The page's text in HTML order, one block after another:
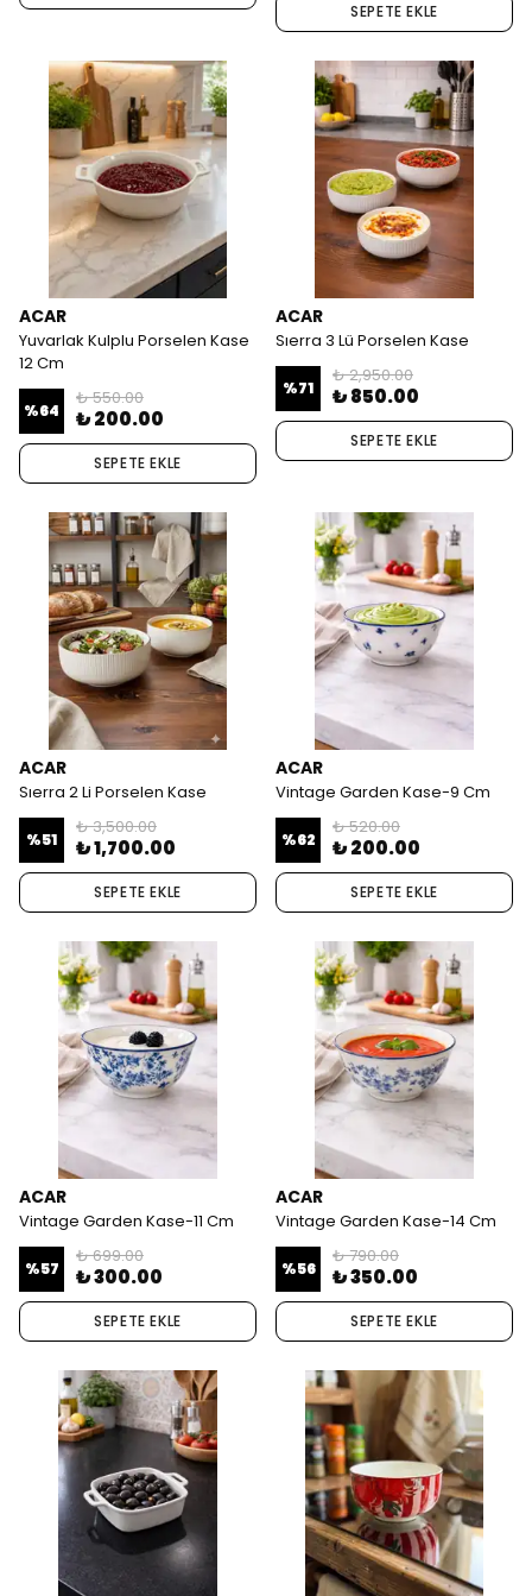
SEPETE EKLE
ACAR
Yuvarlak Kulplu Porselen Kase
12 Cm
%64
₺ 550.00
₺ 200.00
SEPETE EKLE
ACAR
Sıerra 3 Lü Porselen Kase
%71
₺ 2,950.00
₺ 850.00
SEPETE EKLE
ACAR
Sıerra 2 Li Porselen Kase
%51
₺ 3,500.00
₺ 1,700.00
SEPETE EKLE
ACAR
Vintage Garden Kase-9 Cm
%62
₺ 520.00
₺ 200.00
SEPETE EKLE
ACAR
Vintage Garden Kase-11 Cm
%57
₺ 699.00
₺ 300.00
SEPETE EKLE
ACAR
Vintage Garden Kase-14 Cm
%56
₺ 790.00
₺ 350.00
SEPETE EKLE